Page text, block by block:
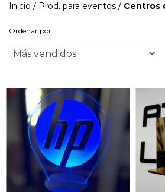
Inicio / Prod. para eventos / Centros
Ordenar por